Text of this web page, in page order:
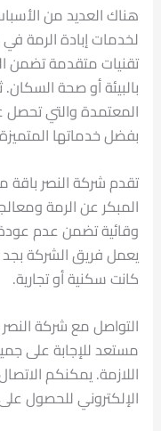
هناك العديد من
لخدمات إبادة الرمة
تقنيات متقدمة تضمن
بالبيئة أو صحة السكان.
المعتمدة والتي تحصل
بفضل خدماتها
تقدم شركة النصر
المبكر عن الرمة
وقائية تضمن عدم
يعمل فريق الشركة
كانت سكنية أو تجارية.
التواصل مع شركة
مستعد للإجابة على
اللازمة. يمكنكم
الإلكتروني للحصول